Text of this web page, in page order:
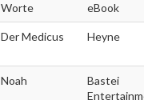
Worte
eBook
Der Medicus Heyne
Noah
Bastei